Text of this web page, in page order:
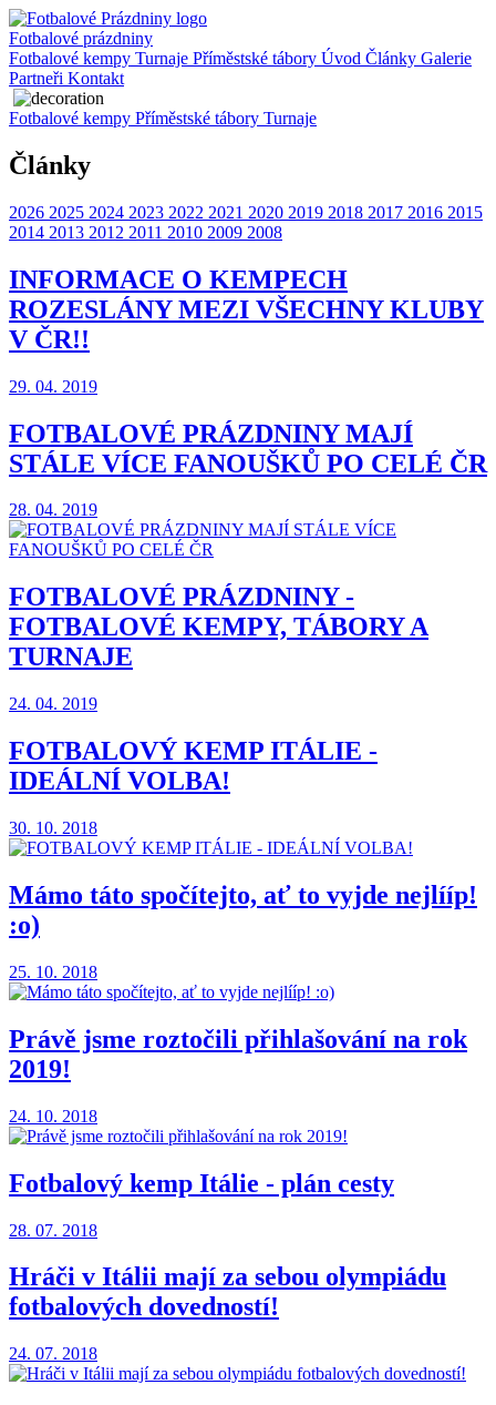
Fotbalové prázdniny
Fotbalové kempy Turnaje Příměstské tábory Úvod Články Galerie
Partneři Kontakt
Fotbalové kempy Příměstské tábory Turnaje
Články
2026 2025 2024 2023 2022 2021 2020 2019 2018 2017 2016 2015
2014 2013 2012 2011 2010 2009 2008
INFORMACE O KEMPECH
ROZESLÁNY MEZI VŠECHNY KLUBY
V ČR!!
29. 04. 2019
FOTBALOVÉ PRÁZDNINY MAJÍ
STÁLE VÍCE FANOUŠKŮ PO CELÉ ČR
28. 04. 2019
FOTBALOVÉ PRÁZDNINY -
FOTBALOVÉ KEMPY, TÁBORY A
TURNAJE
24. 04. 2019
FOTBALOVÝ KEMP ITÁLIE -
IDEÁLNÍ VOLBA!
30. 10. 2018
Mámo táto spočítejto, ať to vyjde nejlííp!
:o)
25. 10. 2018
Právě jsme roztočili přihlašování na rok
2019!
24. 10. 2018
Fotbalový kemp Itálie - plán cesty
28. 07. 2018
Hráči v Itálii mají za sebou olympiádu
fotbalových dovedností!
24. 07. 2018